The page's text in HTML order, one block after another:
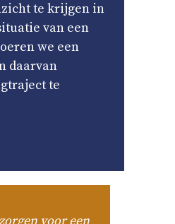
te krijgen in
van een
we een
daarvan
te